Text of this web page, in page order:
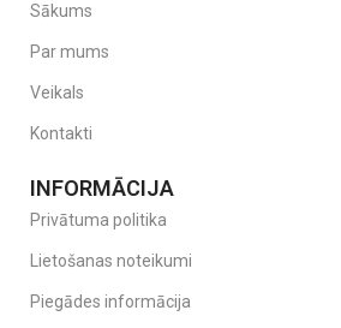
Sākums
Par mums
Veikals
Kontakti
INFORMĀCIJA
Privātuma politika
Lietošanas noteikumi
Piegādes informācija